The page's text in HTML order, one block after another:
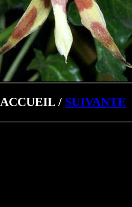
ACCUEIL / SUIVANTE